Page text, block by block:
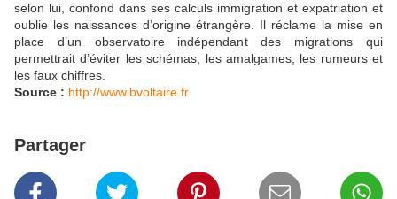
selon lui, confond dans ses calculs immigration et expatriation et
oublie les naissances d’origine étrangère. Il réclame la mise en
place d’un observatoire indépendant des migrations qui
permettrait d’éviter les schémas, les amalgames, les rumeurs et
les faux chiffres.
Source : http://www.bvoltaire.fr
Partager